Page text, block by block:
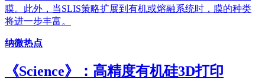
膜。此外，当SLIS策略扩展到有机或熔融系统时，膜的种类
将进一步丰富。
纳微热点
《Science》：高精度有机硅3D打印